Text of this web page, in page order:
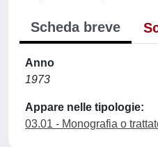
Scheda breve
Anno
1973
Appare nelle tipologie:
03.01 - Monografia o